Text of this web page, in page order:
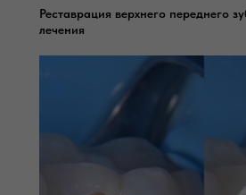
Реставрация верхнего переднего
лечения